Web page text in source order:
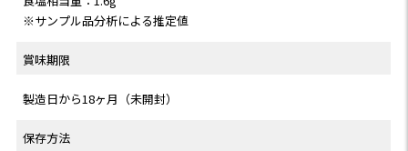
※サンプル品分析による推定値
賞味期限
製造日から18ヶ月（未開封）
保存方法